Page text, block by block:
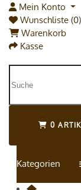
Mein Konto
Wunschliste (0)
Warenkorb
Kasse
0
Kategorien